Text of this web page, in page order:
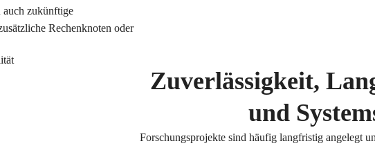
auch zukünftige
Rechenknoten oder
Zuverlässigkeit,
und
Forschungsprojekte sind häufig langfristig angelegt